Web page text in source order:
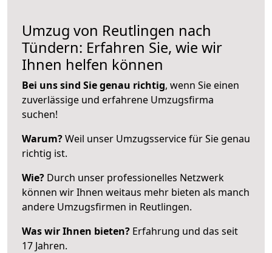
Umzug von Reutlingen nach
Tündern: Erfahren Sie, wie wir
Ihnen helfen können
Bei uns sind Sie genau richtig, wenn Sie einen
zuverlässige und erfahrene Umzugsfirma
suchen!
Warum?Weil unser Umzugsservice für Sie genau
richtig ist.
Wie? Durch unser professionelles Netzwerk
können wir Ihnen weitaus mehr bieten als manch
andere Umzugsfirmen in Reutlingen.
Was wir Ihnen bieten? Erfahrung und das seit
17 Jahren.